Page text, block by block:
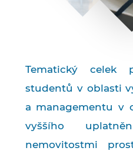
Tematický celek
studentů v oblasti
a managementu v
vyššího
nemovitostmi